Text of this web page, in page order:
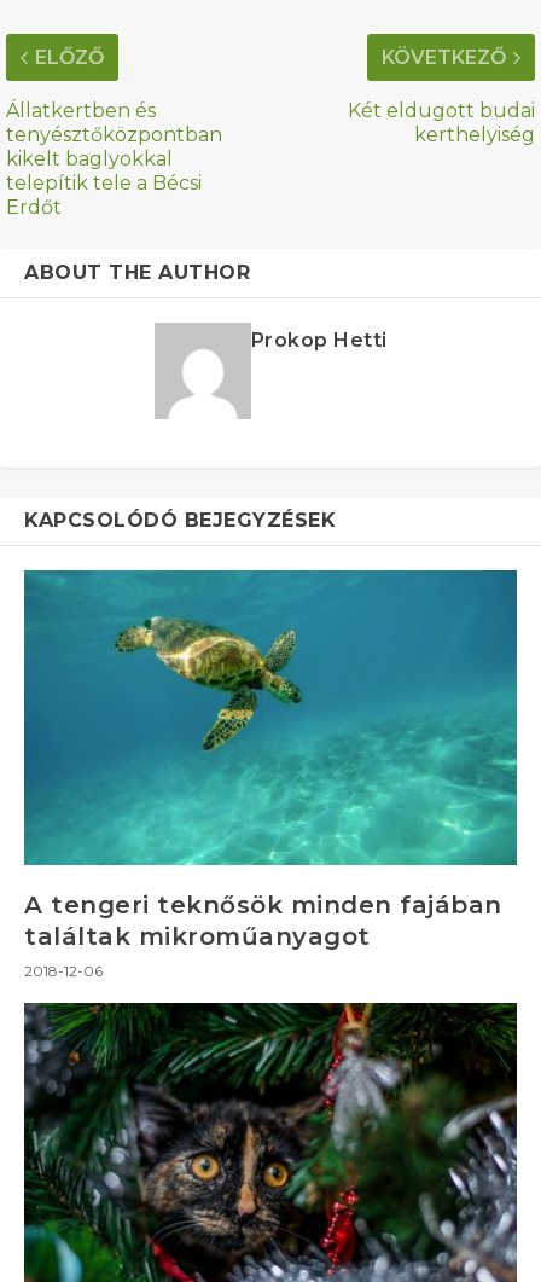
ELŐZŐ
Állatkertben és
tenyésztőközpontban
kikelt baglyokkal
telepítik tele a Bécsi
Erdőt
KÖVETKEZŐ
Két eldugott budai
kerthelyiség
ABOUT THE AUTHOR
Prokop Hetti
KAPCSOLÓDÓ BEJEGYZÉSEK
A tengeri teknősök minden fajában
találtak mikroműanyagot
2018-12-06